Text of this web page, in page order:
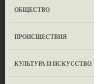
ОБЩЕСТВО
ПРОИСШЕСТВИЯ
КУЛЬТУРА И ИСКУССТВО